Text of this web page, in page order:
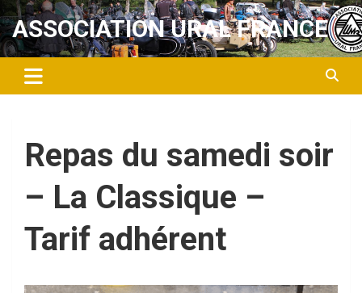
Aller
au
contenu
ASSOCIATION URAL FRANCE
Repas du samedi soir
– La Classique –
Tarif adhérent